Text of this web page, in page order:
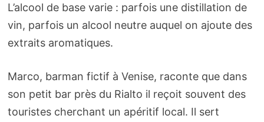
L’alcool de base varie : parfois une distillation de
vin, parfois un alcool neutre auquel on ajoute des
extraits aromatiques.
Marco, barman fictif à Venise, raconte que dans
son petit bar près du Rialto il reçoit souvent des
touristes cherchant un apéritif local. Il sert